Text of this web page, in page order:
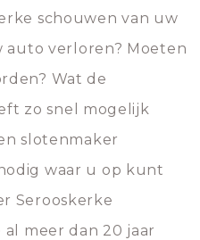
schouwen van uw
auto verloren? Moeten
Wat de
zo snel mogelijk
slotenmaker
waar u op kunt
Serooskerke
meer dan 20 jaar